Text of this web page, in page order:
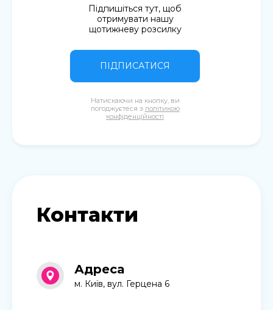
Підпишіться тут, щоб
отримувати нашу
щотижневу розсилку
ПІДПИСАТИСЯ
Натискаючи на кнопку, ви
погоджуєтеся з політикою
конфіденційності
Контакти
Адреса
м. Київ, вул. Герцена 6